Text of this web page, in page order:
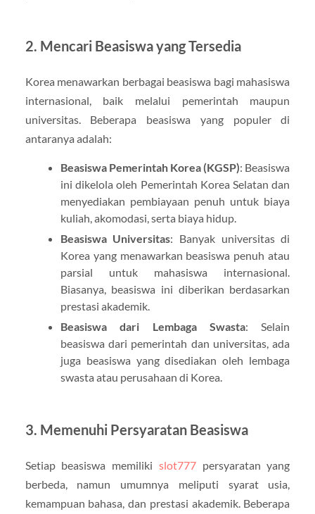
2. Mencari Beasiswa yang Tersedia
Korea menawarkan berbagai beasiswa bagi mahasiswa
internasional, baik melalui pemerintah maupun
universitas. Beberapa beasiswa yang populer di
antaranya adalah:
Beasiswa Pemerintah Korea (KGSP): Beasiswa
ini dikelola oleh Pemerintah Korea Selatan dan
menyediakan pembiayaan penuh untuk biaya
kuliah, akomodasi, serta biaya hidup.
Beasiswa Universitas: Banyak universitas di
Korea yang menawarkan beasiswa penuh atau
parsial untuk mahasiswa internasional.
Biasanya, beasiswa ini diberikan berdasarkan
prestasi akademik.
Beasiswa dari Lembaga Swasta: Selain
beasiswa dari pemerintah dan universitas, ada
juga beasiswa yang disediakan oleh lembaga
swasta atau perusahaan di Korea.
3. Memenuhi Persyaratan Beasiswa
Setiap beasiswa memiliki slot777persyaratan yang
berbeda, namun umumnya meliputi syarat usia,
kemampuan bahasa, dan prestasi akademik. Beberapa